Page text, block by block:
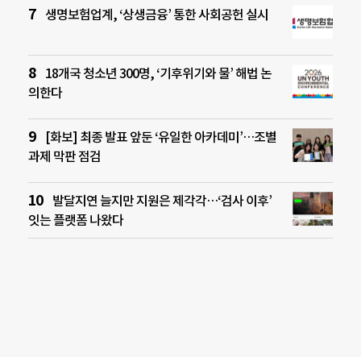
생명보험업계, ‘상생금융’ 통한 사회공헌 실시
18개국 청소년 300명, ‘기후위기와 물’ 해법 논
의한다
[화보] 최종 발표 앞둔 ‘유일한 아카데미’…조별
과제 막판 점검
발달지연 늘지만 지원은 제각각…‘검사 이후’
잇는 플랫폼 나왔다